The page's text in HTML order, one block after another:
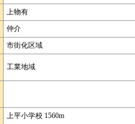
上物有
仲介
市街化区域
工業地域
上平小学校 1560m